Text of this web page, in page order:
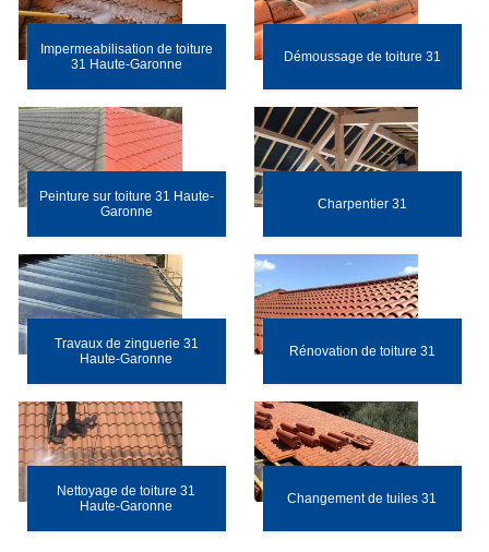
Impermeabilisation de toiture
31 Haute-Garonne
Démoussage de toiture 31
Peinture sur toiture 31 Haute-
Garonne
Charpentier 31
Travaux de zinguerie 31
Haute-Garonne
Rénovation de toiture 31
Nettoyage de toiture 31
Haute-Garonne
Changement de tuiles 31